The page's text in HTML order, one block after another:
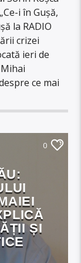
i în Gușă,
la RADIO
crizei
ieri de
ce mai
0
ȘI